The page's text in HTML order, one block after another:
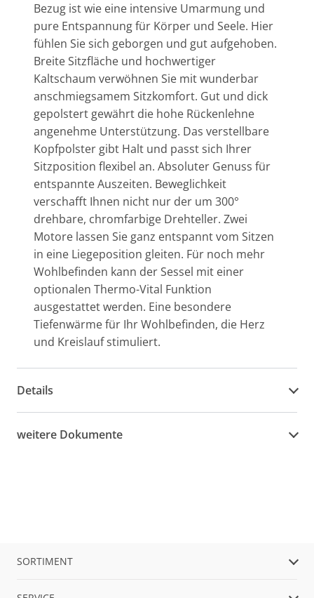
Bezug ist wie eine intensive Umarmung und
pure Entspannung für Körper und Seele. Hier
fühlen Sie sich geborgen und gut aufgehoben.
Breite Sitzfläche und hochwertiger
Kaltschaum verwöhnen Sie mit wunderbar
anschmiegsamem Sitzkomfort. Gut und dick
gepolstert gewährt die hohe Rückenlehne
angenehme Unterstützung. Das verstellbare
Kopfpolster gibt Halt und passt sich Ihrer
Sitzposition flexibel an. Absoluter Genuss für
entspannte Auszeiten. Beweglichkeit
verschafft Ihnen nicht nur der um 300°
drehbare, chromfarbige Drehteller. Zwei
Motore lassen Sie ganz entspannt vom Sitzen
in eine Liegeposition gleiten. Für noch mehr
Wohlbefinden kann der Sessel mit einer
optionalen Thermo-Vital Funktion
ausgestattet werden. Eine besondere
Tiefenwärme für Ihr Wohlbefinden, die Herz
und Kreislauf stimuliert.
Details
weitere Dokumente
SORTIMENT